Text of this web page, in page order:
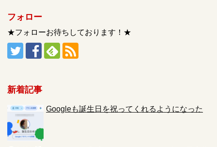
フォロー
★フォローお待ちしております！★
新着記事
Googleも誕生日を祝ってくれるようになった